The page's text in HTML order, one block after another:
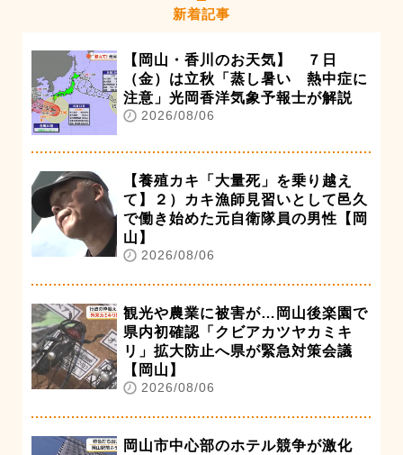
新着記事
【岡山・香川のお天気】 ７日
（金）は立秋「蒸し暑い 熱中症に
注意」光岡香洋気象予報士が解説
2026/08/06
【養殖カキ「大量死」を乗り越え
て】２）カキ漁師見習いとして邑久
で働き始めた元自衛隊員の男性【岡
山】
2026/08/06
観光や農業に被害が…岡山後楽園で
県内初確認「クビアカツヤカミキ
リ」拡大防止へ県が緊急対策会議
【岡山】
2026/08/06
岡山市中心部のホテル競争が激化